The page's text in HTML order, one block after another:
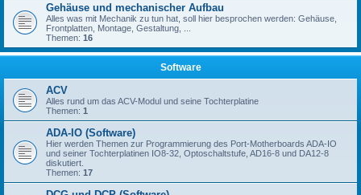
Gehäuse und mechanischer Aufbau
Alles was mit Mechanik zu tun hat, soll hier besprochen werden: Gehäuse,
Frontplatten, Montage, Gestaltung, ...
Themen: 16
Software
ACV
Alles rund um das ACV-Modul und seine Tochterplatine
Themen: 1
ADA-IO (Software)
Hier werden Themen zur Programmierung des Port-Motherboards ADA-IO
und seiner Tochterplatinen IO8-32, Optoschaltstufe, AD16-8 und DA12-8
diskutiert.
Themen: 17